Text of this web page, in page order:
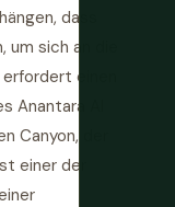
dass
sich an die
einen
Anantara Al
Canyon, der
einer der